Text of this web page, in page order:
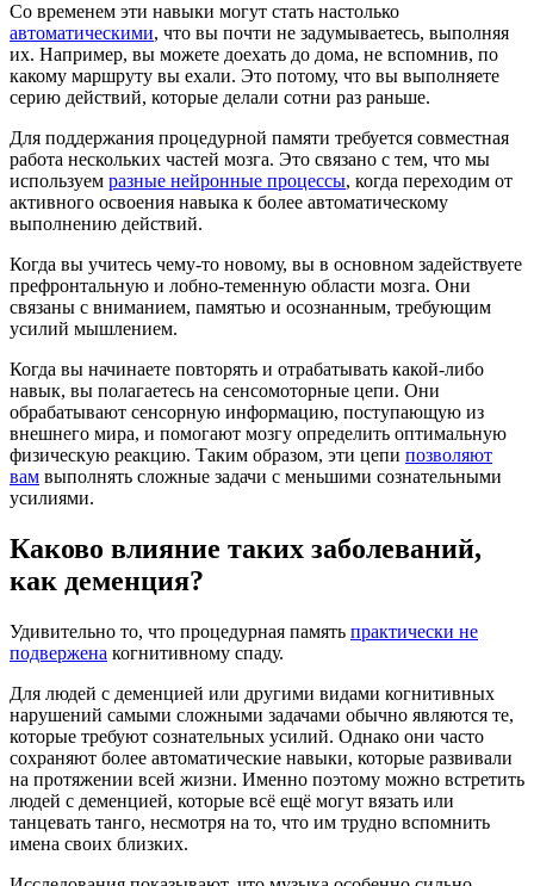
Со временем эти навыки могут стать настолько
автоматическими, что вы почти не задумываетесь, выполняя
их. Например, вы можете доехать до дома, не вспомнив, по
какому маршруту вы ехали. Это потому, что вы выполняете
серию действий, которые делали сотни раз раньше.
Для поддержания процедурной памяти требуется совместная
работа нескольких частей мозга. Это связано с тем, что мы
используем разные нейронные процессы, когда переходим от
активного освоения навыка к более автоматическому
выполнению действий.
Когда вы учитесь чему-то новому, вы в основном задействуете
префронтальную и лобно-теменную области мозга. Они
связаны с вниманием, памятью и осознанным, требующим
усилий мышлением.
Когда вы начинаете повторять и отрабатывать какой-либо
навык, вы полагаетесь на сенсомоторные цепи. Они
обрабатывают сенсорную информацию, поступающую из
внешнего мира, и помогают мозгу определить оптимальную
физическую реакцию. Таким образом, эти цепи позволяют
вам выполнять сложные задачи с меньшими сознательными
усилиями.
Каково влияние таких заболеваний,
как деменция?
Удивительно то, что процедурная память практически не
подвержена когнитивному спаду.
Для людей с деменцией или другими видами когнитивных
нарушений самыми сложными задачами обычно являются те,
которые требуют сознательных усилий. Однако они часто
сохраняют более автоматические навыки, которые развивали
на протяжении всей жизни. Именно поэтому можно встретить
людей с деменцией, которые всё ещё могут вязать или
танцевать танго, несмотря на то, что им трудно вспомнить
имена своих близких.